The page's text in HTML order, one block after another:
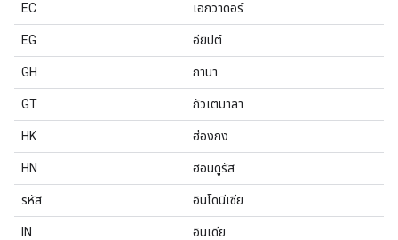
EC เอกวาดอร์
EG อียิปต์
GH กานา
GT กัวเตมาลา
HK ฮ่องกง
HN ฮอนดูรัส
รหัส อินโดนีเซีย
IN อินเดีย